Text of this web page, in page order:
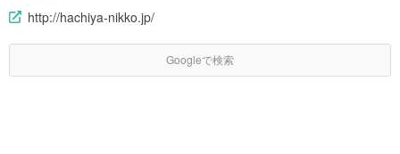
http://hachiya-nikko.jp/
Googleで検索